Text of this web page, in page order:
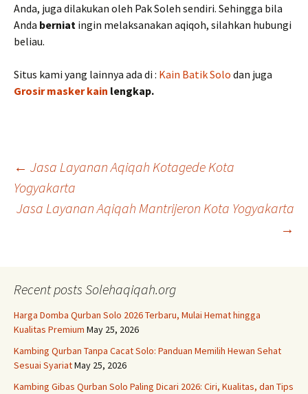
Anda, juga dilakukan oleh Pak Soleh sendiri. Sehingga bila
Anda berniat ingin melaksanakan aqiqoh, silahkan hubungi
beliau.
Situs kami yang lainnya ada di : Kain Batik Solo dan juga
Grosir masker kain lengkap.
Post
navigation
← Jasa Layanan Aqiqah Kotagede Kota
Yogyakarta
Jasa Layanan Aqiqah Mantrijeron Kota Yogyakarta
→
Recent posts Solehaqiqah.org
Harga Domba Qurban Solo 2026 Terbaru, Mulai Hemat hingga
Kualitas Premium May 25, 2026
Kambing Qurban Tanpa Cacat Solo: Panduan Memilih Hewan Sehat
Sesuai SyariatMay 25, 2026
Kambing Gibas Qurban Solo Paling Dicari 2026: Ciri, Kualitas, dan Tips